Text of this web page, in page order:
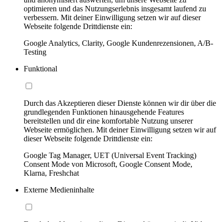
optimieren und das Nutzungserlebnis insgesamt laufend zu
verbessern. Mit deiner Einwilligung setzen wir auf dieser
Webseite folgende Drittdienste ein:
Google Analytics, Clarity, Google Kundenrezensionen, A/B-
Testing
Funktional
Durch das Akzeptieren dieser Dienste können wir dir über die
grundlegenden Funktionen hinausgehende Features
bereitstellen und dir eine komfortable Nutzung unserer
Webseite ermöglichen. Mit deiner Einwilligung setzen wir auf
dieser Webseite folgende Drittdienste ein:
Google Tag Manager, UET (Universal Event Tracking)
Consent Mode von Microsoft, Google Consent Mode,
Klarna, Freshchat
Externe Medieninhalte